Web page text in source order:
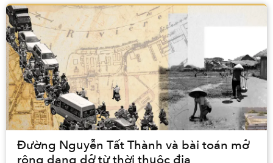
Đường Nguyễn Tất Thành và bài toán mở
rộng dang dở từ thời thuộc địa